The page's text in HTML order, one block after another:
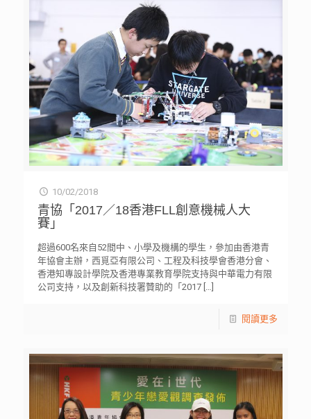
10/02/2018
青協「2017／18香港FLL創意機械人大
賽」
超過600名來自52間中、小學及機構的學生，參加由香港青
年協會主辦，西覓亞有限公司、工程及科技學會香港分會、
香港知專設計學院及香港專業教育學院支持與中華電力有限
公司支持，以及創新科技署贊助的「2017[…]
閱讀更多